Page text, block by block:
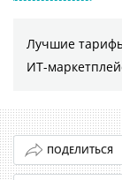
Лучшие
ИТ-
ПОДЕЛИТЬСЯ